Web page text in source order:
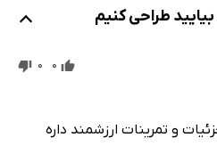
طراحی کنیم
0
0
و تمرینات ارزشمند داره